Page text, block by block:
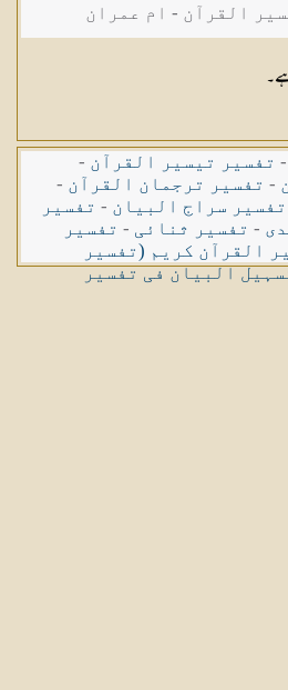
القرآن - ام عمران
- تفسیر تیسیر القرآن -
- تفسیر ترجمان القرآن -
تفسیر سراج البیان - تفسیر
- تفسیر ثنائی - تفسیر
القرآن کریم (تفسیر
البیان فی تفسیر